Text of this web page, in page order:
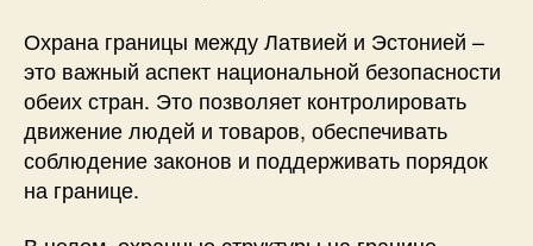
Охрана границы между Латвией и Эстонией –
это важный аспект национальной безопасности
обеих стран. Это позволяет контролировать
движение людей и товаров, обеспечивать
соблюдение законов и поддерживать порядок
на границе.